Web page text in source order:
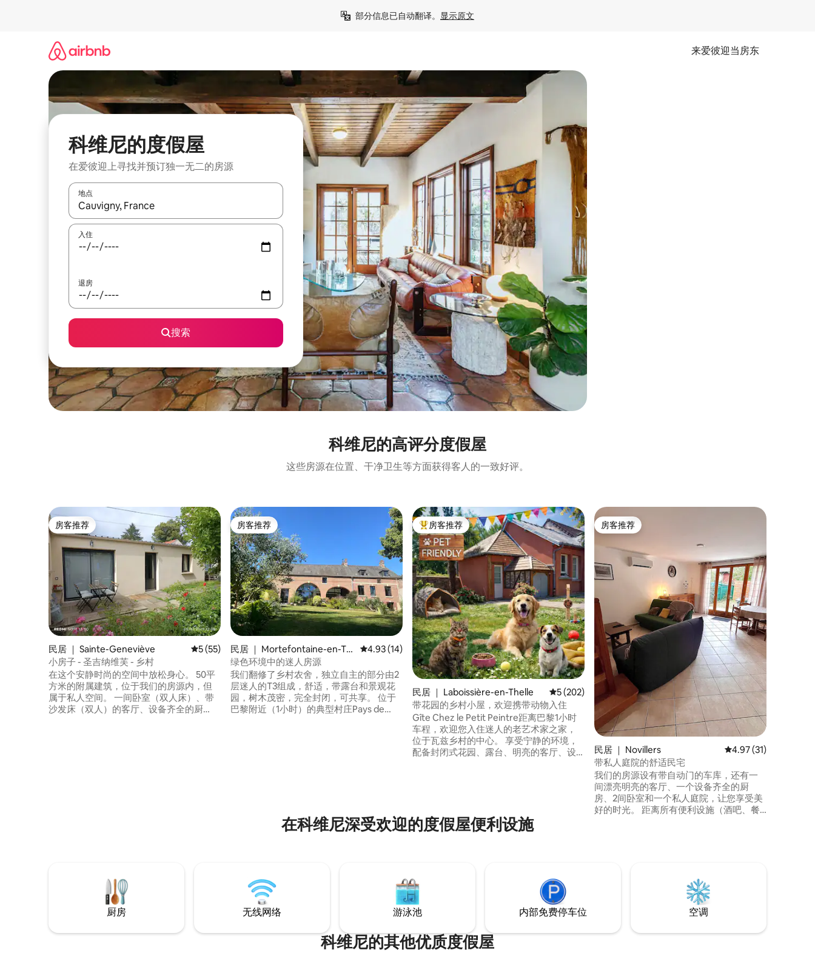
部分信息已自动翻译。 显示原文
来爱彼迎当房东
科维尼的度假屋
在爱彼迎上寻找并预订独一无二的房源
地点
如有搜索结果，请使用上下方向键查看，或通过点击或滑动手势浏览。
入住
退房
搜索
科维尼的高评分度假屋
这些房源在位置、干净卫生等方面获得客人的一致好评。
房客推荐
房客推荐
民居 ｜ Sainte-Geneviève 平均评分 5 分（满分 5 分），共 55 条评价
5 (55)
小房子 - 圣吉纳维芙 - 乡村
在这个安静时尚的空间中放松身心。 50平
方米的附属建筑，位于我们的房源内，但
属于私人空间。 一间卧室（双人床）、带
沙发床（双人）的客厅、设备齐全的厨
房客推荐
房客推荐
民居 ｜ Mortefontaine-en-Th
elle
平均评分 4.93 分（满分 5 分），共 14 条评价
4.93 (14)
绿色环境中的迷人房源
我们翻修了乡村农舍，独立自主的部分由2
层迷人的T3组成，舒适，带露台和景观花
园，树木茂密，完全封闭，可共享。 位于
巴黎附近（1小时）的典型村庄Pays de
热门「房客推荐」
房客推荐
民居 ｜ Laboissière-en-Thelle 平均评分 5 分（满分 5 分），共 202 条评价
5 (202)
带花园的乡村小屋，欢迎携带动物入住
Gîte Chez le Petit Peintre距离巴黎1小时
车程，欢迎您入住迷人的老艺术家之家，
位于瓦兹乡村的中心。 享受宁静的环境，
配备封闭式花园、露台、明亮的客厅、设
房客推荐
房客推荐
民居 ｜ Novillers 平均评分 4.97 分（满
4.97 (31)
带私人庭院的舒适民宅
我们的房源设有带自动门的车库，还有一
间漂亮明亮的客厅、一个设备齐全的厨
房、2间卧室和一个私人庭院，让您享受美
好的时光。 距离所有便利设施（酒吧、餐
在科维尼深受欢迎的度假屋便利设施
厨房 无线网络 游泳池 内部免费停车位 空调
科维尼的其他优质度假屋